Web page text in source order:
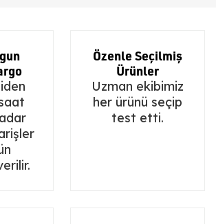
Özenle Seçilmiş
Ürünler
Uzman ekibimiz
her ürünü seçip
test etti.